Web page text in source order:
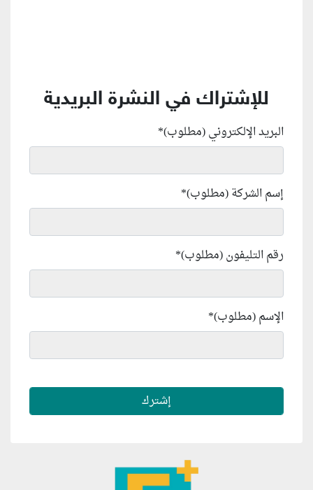
للإشتراك في النشرة البريدية
البريد الإلكتروني (مطلوب)*
إسم الشركة (مطلوب)*
رقم التليفون (مطلوب)*
الإسم (مطلوب)*